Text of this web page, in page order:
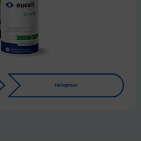
Haltephase